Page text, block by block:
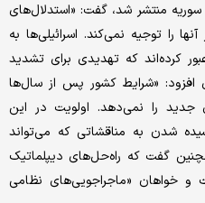
منتشر شد، گفت: «استدلال‌های
را توجیه نمی‌کند. اسرائیلی‌ها به
کرده‌اند که تهدیدی برای تشدید
افزود: «شرایط کشور پس از سال‌ها
جدید را نمی‌دهد. اولویت در این
شدن به مناقشاتی که می‌تواند
گفت که راه‌حل‌های دیپلماتیک
و خواهان «ماجراجویی‌های نظامی